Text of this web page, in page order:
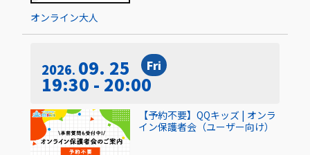
オンライン大人
2026 09. 25 Fri
19:30 - 20:00
【予約不要】QQキッズ | オンラ
イン保護者会（ユーザー向け）